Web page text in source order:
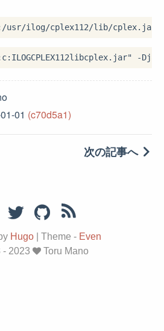
01 (c70d5a1)
次の記事へ
Hugo Theme - Even
2023
Toru Mano